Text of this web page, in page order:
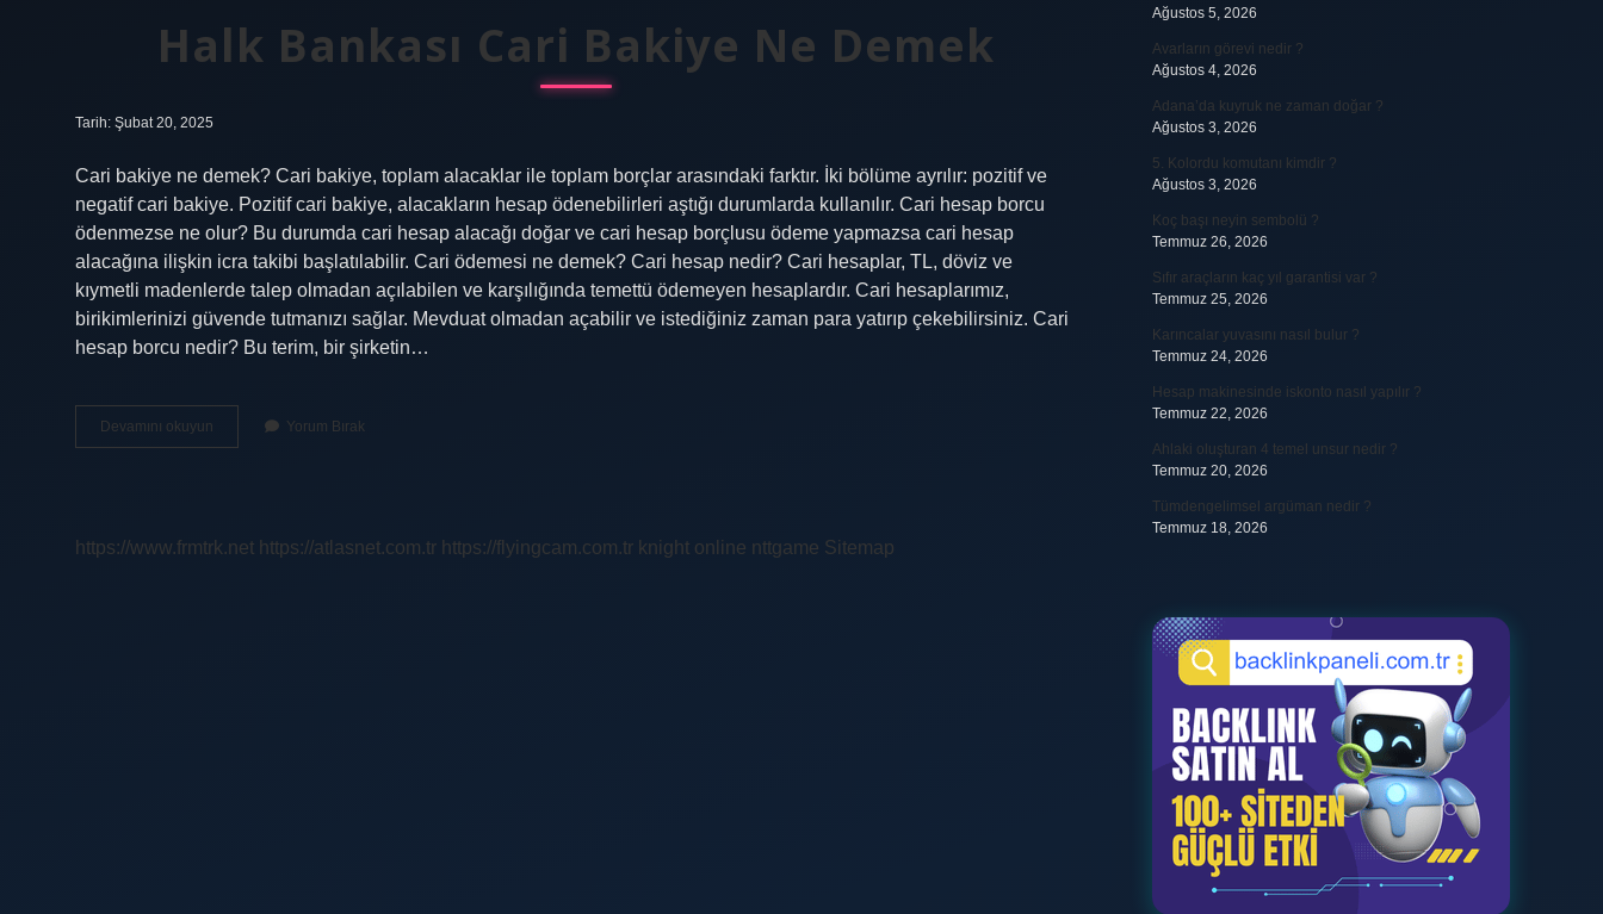
Halk Bankası Cari Bakiye Ne Demek
Tarih: Şubat 20, 2025
Cari bakiye ne demek? Cari bakiye, toplam alacaklar ile toplam borçlar arasındaki farktır. İki bölüme ayrılır: pozitif ve
negatif cari bakiye. Pozitif cari bakiye, alacakların hesap ödenebilirleri aştığı durumlarda kullanılır. Cari hesap borcu
ödenmezse ne olur? Bu durumda cari hesap alacağı doğar ve cari hesap borçlusu ödeme yapmazsa cari hesap
alacağına ilişkin icra takibi başlatılabilir. Cari ödemesi ne demek? Cari hesap nedir? Cari hesaplar, TL, döviz ve
kıymetli madenlerde talep olmadan açılabilen ve karşılığında temettü ödemeyen hesaplardır. Cari hesaplarımız,
birikimlerinizi güvende tutmanızı sağlar. Mevduat olmadan açabilir ve istediğiniz zaman para yatırıp çekebilirsiniz. Cari
hesap borcu nedir? Bu terim, bir şirketin…
Devamını okuyun
Bankası
Yorum Bırak
https://www.frmtrk.net https://atlasnet.com.tr https://flyingcam.com.tr knight online nttgame Sitemap
Ağustos 5, 2026
Avarların görevi nedir ?
Ağustos 4, 2026
Adana’da kuyruk ne zaman doğar ?
Ağustos 3, 2026
5. Kolordu komutanı kimdir ?
Ağustos 3, 2026
Koç başı neyin sembolü ?
Temmuz 26, 2026
Sıfır araçların kaç yıl garantisi var ?
Temmuz 25, 2026
Karıncalar yuvasını nasıl bulur ?
Temmuz 24, 2026
Hesap makinesinde iskonto nasıl yapılır ?
Temmuz 22, 2026
Ahlaki oluşturan 4 temel unsur nedir ?
Temmuz 20, 2026
Tümdengelimsel argüman nedir ?
Temmuz 18, 2026